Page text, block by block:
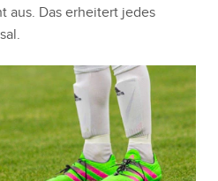
aus. Das erheitert jedes